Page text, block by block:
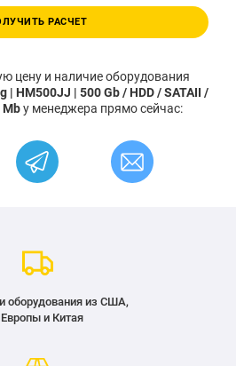
РАСЧЕТ
цену и наличие оборудования
HM500JJ | 500 Gb / HDD / SATAII /
Mbу менеджера прямо сейчас:
оборудования из США,
Европы и Китая